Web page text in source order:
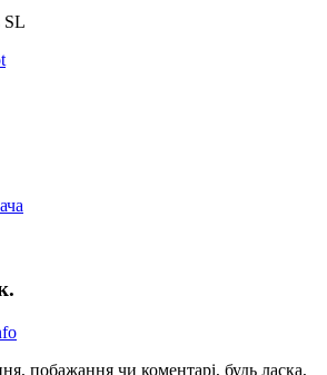
SL
побажання чи коментарі, будь ласка,